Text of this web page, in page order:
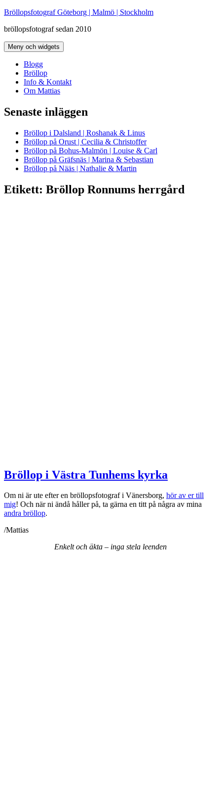
Hoppa
innehåll
Bröllopsfotograf Göteborg | Malmö | Stockholm
bröllopsfotograf sedan 2010
Meny och widgets
Blogg
Bröllop
Info & Kontakt
Om Mattias
Senaste inläggen
Bröllop i Dalsland | Roshanak & Linus
Bröllop på Orust | Cecilia & Christoffer
Bröllop på Bohus-Malmön | Louise & Carl
Bröllop på Gräfsnäs | Marina & Sebastian
Bröllop på Nääs | Nathalie & Martin
Etikett: Bröllop Ronnums herrgård
Bröllop i Västra Tunhems kyrka
Om ni är ute efter en bröllopsfotograf i Vänersborg, hör av er till
mig! Och när ni ändå håller på, ta gärna en titt på några av mina
andra bröllop.
/Mattias
Enkelt och äkta – inga stela leenden